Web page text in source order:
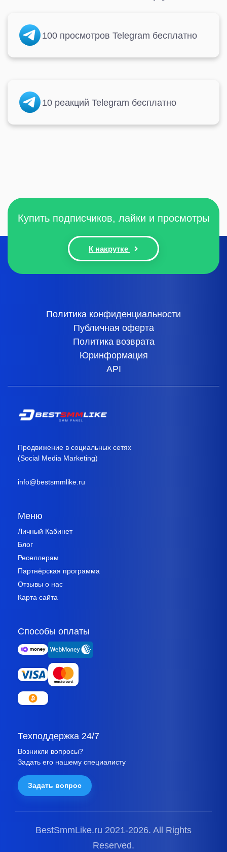
100 просмотров Telegram бесплатно
10 реакций Telegram бесплатно
Купить подписчиков, лайки и просмотры
К накрутке
Политика конфиденциальности
Публичная оферта
Политика возврата
Юринформация
API
Продвижение в социальных сетях
(Social Media Marketing)
info@bestsmmlike.ru
Меню
Личный Кабинет
Блог
Реселлерам
Партнёрская программа
Отзывы о нас
Карта сайта
Способы оплаты
Техподдержка 24/7
Возникли вопросы?
Задать его нашему специалисту
Задать вопрос
BestSmmLike.ru 2021-2026. All Rights
Reserved.